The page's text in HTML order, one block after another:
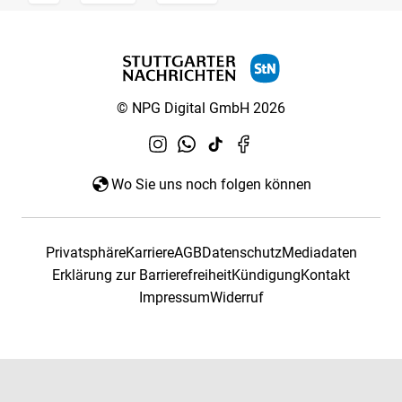
© NPG Digital GmbH 2026
Wo Sie uns noch folgen können
PrivatsphäreKarriereAGBDatenschutzMediadaten
Erklärung zur BarrierefreiheitKündigungKontakt
ImpressumWiderruf